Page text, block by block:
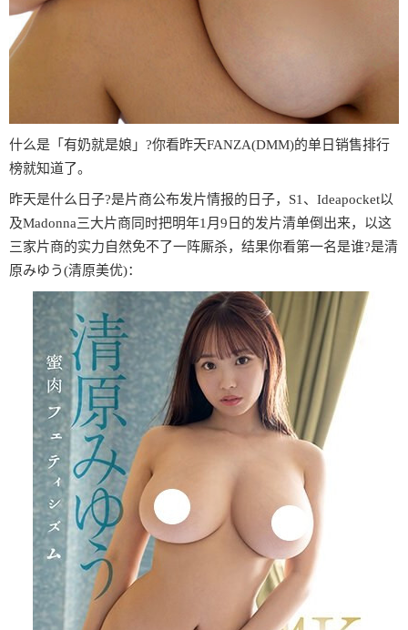
什么是「有奶就是娘」?你看昨天FANZA(DMM)的单日销售排行
榜就知道了。
昨天是什么日子?是片商公布发片情报的日子，S1、Ideapocket以
及Madonna三大片商同时把明年1月9日的发片清单倒出来，以这
三家片商的实力自然免不了一阵厮杀，结果你看第一名是谁?是清
原みゆう(清原美优)：